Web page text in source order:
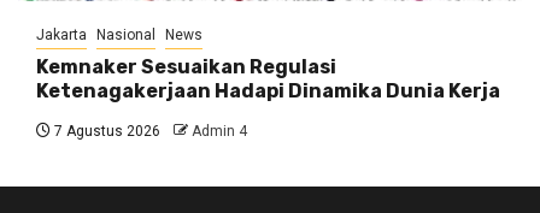
Jakarta Nasional News
Kemnaker Sesuaikan Regulasi
Ketenagakerjaan Hadapi Dinamika Dunia Kerja
7 Agustus 2026 Admin 4